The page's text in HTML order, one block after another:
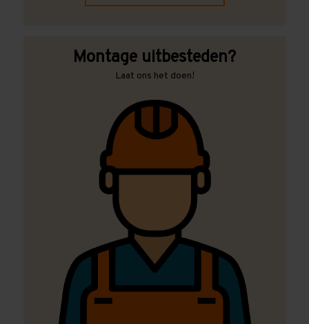
Montage uitbesteden?
Laat ons het doen!